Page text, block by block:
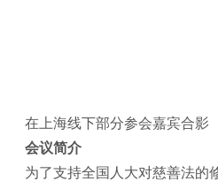
在上海线下部分参会嘉宾合影
会议简介
为了支持全国人大对慈善法的